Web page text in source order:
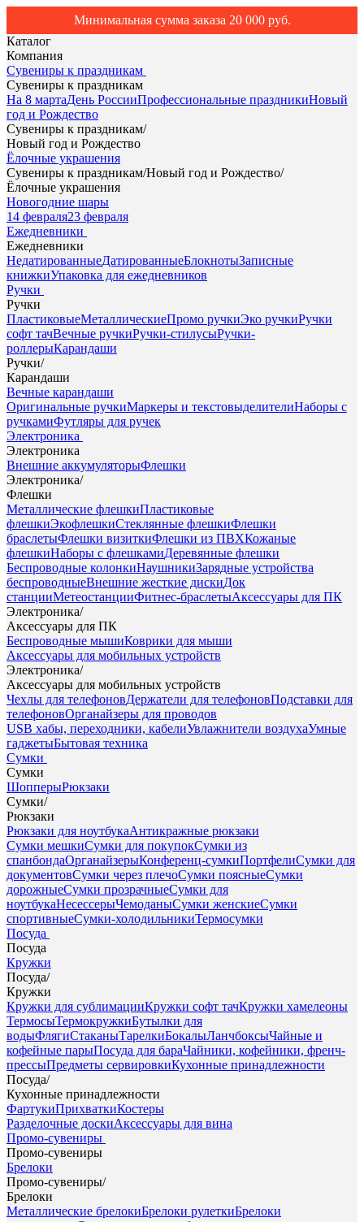
Минимальная сумма заказа 20 000 руб.
Каталог
Компания
Сувениры к праздникам
Сувениры к праздникам
На 8 мартаДень РоссииПрофессиональные праздникиНовый
год и Рождество
Сувениры к праздникам/
Новый год и Рождество
Ёлочные украшения
Сувениры к праздникам/Новый год и Рождество/
Ёлочные украшения
Новогодние шары
14 февраля23 февраля
Ежедневники
Ежедневники
НедатированныеДатированныеБлокнотыЗаписные
книжкиУпаковка для ежедневников
Ручки
Ручки
ПластиковыеМеталлическиеПромо ручкиЭко ручкиРучки
софт тачВечные ручкиРучки-стилусыРучки-
роллерыКарандаши
Ручки/
Карандаши
Вечные карандаши
Оригинальные ручкиМаркеры и текстовыделителиНаборы с
ручкамиФутляры для ручек
Электроника
Электроника
Внешние аккумуляторыФлешки
Электроника/
Флешки
Металлические флешкиПластиковые
флешкиЭкофлешкиСтеклянные флешкиФлешки
браслетыФлешки визиткиФлешки из ПВХКожаные
флешкиНаборы с флешкамиДеревянные флешки
Беспроводные колонкиНаушникиЗарядные устройства
беспроводныеВнешние жесткие дискиДок
станцииМетеостанцииФитнес-браслетыАксессуары для ПК
Электроника/
Аксессуары для ПК
Беспроводные мышиКоврики для мыши
Аксессуары для мобильных устройств
Электроника/
Аксессуары для мобильных устройств
Чехлы для телефоновДержатели для телефоновПодставки для
телефоновОрганайзеры для проводов
USB хабы, переходники, кабелиУвлажнители воздухаУмные
гаджетыБытовая техника
Сумки
Сумки
ШопперыРюкзаки
Сумки/
Рюкзаки
Рюкзаки для ноутбукаАнтикражные рюкзаки
Сумки мешкиСумки для покупокСумки из
спанбондаОрганайзерыКонференц-сумкиПортфелиСумки для
документовСумки через плечоСумки поясныеСумки
дорожныеСумки прозрачныеСумки для
ноутбукаНесессерыЧемоданыСумки женскиеСумки
спортивныеСумки-холодильникиТермосумки
Посуда
Посуда
Кружки
Посуда/
Кружки
Кружки для сублимацииКружки софт тачКружки хамелеоны
ТермосыТермокружкиБутылки для
водыФлягиСтаканыТарелкиБокалыЛанчбоксыЧайные и
кофейные парыПосуда для бараЧайники, кофейники, френч-
прессыПредметы сервировкиКухонные принадлежности
Посуда/
Кухонные принадлежности
ФартукиПрихваткиКостеры
Разделочные доскиАксессуары для вина
Промо-сувениры
Промо-сувениры
Брелоки
Промо-сувениры/
Брелоки
Металлические брелокиБрелоки рулеткиБрелоки